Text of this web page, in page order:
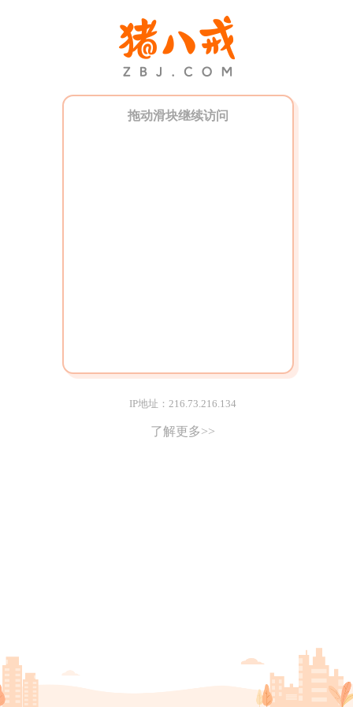
拖动滑块继续访问
IP地址：216.73.216.134
了解更多>>